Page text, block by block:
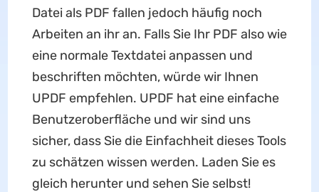
Datei als PDF fallen jedoch häufig noch
Arbeiten an ihr an. Falls Sie Ihr PDF also wie
eine normale Textdatei anpassen und
beschriften möchten, würde wir Ihnen
UPDF empfehlen. UPDF hat eine einfache
Benutzeroberfläche und wir sind uns
sicher, dass Sie die Einfachheit dieses Tools
zu schätzen wissen werden. Laden Sie es
gleich herunter und sehen Sie selbst!